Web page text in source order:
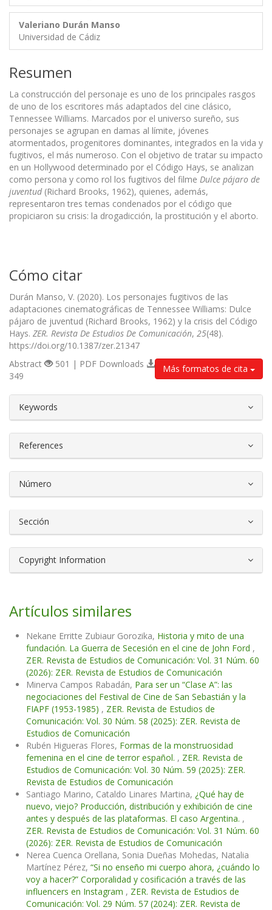
Valeriano Durán Manso
Universidad de Cádiz
Resumen
La construcción del personaje es uno de los principales rasgos
de uno de los escritores más adaptados del cine clásico,
Tennessee Williams. Marcados por el universo sureño, sus
personajes se agrupan en damas al límite, jóvenes
atormentados, progenitores dominantes, integrados en la vida y
fugitivos, el más numeroso. Con el objetivo de tratar su impacto
en un Hollywood determinado por el Código Hays, se analizan
como persona y como rol los fugitivos del filme Dulce pájaro de
juventud(Richard Brooks, 1962), quienes, además,
representaron tres temas condenados por el código que
propiciaron su crisis: la drogadicción, la prostitución y el aborto.
Cómo citar
Durán Manso, V. (2020). Los personajes fugitivos de las
adaptaciones cinematográficas de Tennessee Williams: Dulce
pájaro de juventud (Richard Brooks, 1962) y la crisis del Código
Hays. ZER. Revista De Estudios De Comunicación, 25(48).
https://doi.org/10.1387/zer.21347
Más formatos de cita
Abstract
501 | PDF Downloads
349
Keywords
References
Número
Sección
Copyright Information
Artículos similares
Nekane Erritte Zubiaur Gorozika, Historia y mito de una
fundación. La Guerra de Secesión en el cine de John Ford ,
ZER. Revista de Estudios de Comunicación: Vol. 31 Núm. 60
(2026): ZER. Revista de Estudios de Comunicación
Minerva Campos Rabadán, Para ser un “Clase A”: las
negociaciones del Festival de Cine de San Sebastián y la
FIAPF (1953-1985) , ZER. Revista de Estudios de
Comunicación: Vol. 30 Núm. 58 (2025): ZER. Revista de
Estudios de Comunicación
Rubén Higueras Flores, Formas de la monstruosidad
femenina en el cine de terror español. , ZER. Revista de
Estudios de Comunicación: Vol. 30 Núm. 59 (2025): ZER.
Revista de Estudios de Comunicación
Santiago Marino, Cataldo Linares Martina, ¿Qué hay de
nuevo, viejo? Producción, distribución y exhibición de cine
antes y después de las plataformas. El caso Argentina. ,
ZER. Revista de Estudios de Comunicación: Vol. 31 Núm. 60
(2026): ZER. Revista de Estudios de Comunicación
Nerea Cuenca Orellana, Sonia Dueñas Mohedas, Natalia
Martínez Pérez, “Si no enseño mi cuerpo ahora, ¿cuándo lo
voy a hacer?” Corporalidad y cosificación a través de las
influencers en Instagram , ZER. Revista de Estudios de
Comunicación: Vol. 29 Núm. 57 (2024): ZER. Revista de